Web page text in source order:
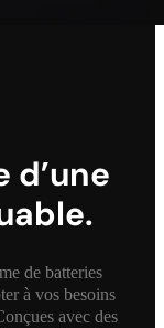
de batteries
à vos besoins
avec des